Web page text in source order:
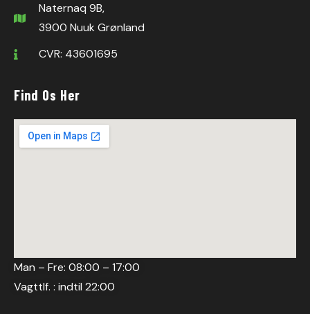
Naternaq 9B,
3900 Nuuk Grønland
CVR: 43601695
Find Os Her
Man – Fre: 08:00 – 17:00
Vagttlf. : indtil 22:00